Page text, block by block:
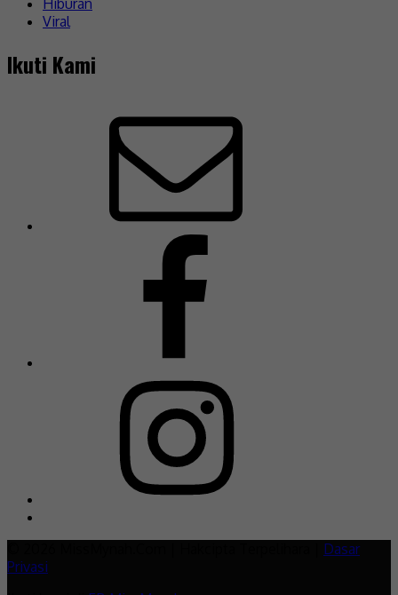
Hiburan
Viral
Ikuti Kami
Dasar
Privasi